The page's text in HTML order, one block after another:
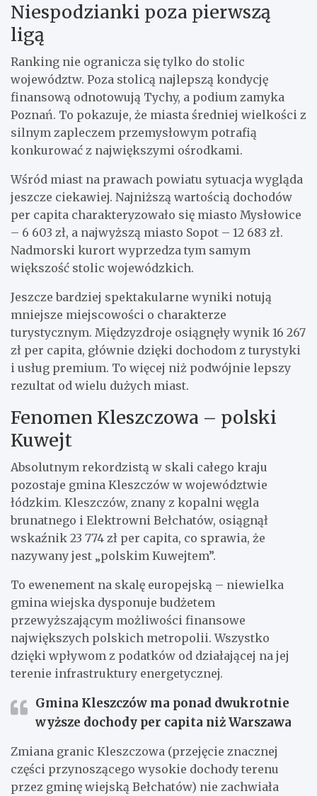
Niespodzianki poza pierwszą
ligą
Ranking nie ogranicza się tylko do stolic
województw. Poza stolicą najlepszą kondycję
finansową odnotowują Tychy, a podium zamyka
Poznań. To pokazuje, że miasta średniej wielkości z
silnym zapleczem przemysłowym potrafią
konkurować z największymi ośrodkami.
Wśród miast na prawach powiatu sytuacja wygląda
jeszcze ciekawiej. Najniższą wartością dochodów
per capita charakteryzowało się miasto Mysłowice
– 6 603 zł, a najwyższą miasto Sopot – 12 683 zł.
Nadmorski kurort wyprzedza tym samym
większość stolic wojewódzkich.
Jeszcze bardziej spektakularne wyniki notują
mniejsze miejscowości o charakterze
turystycznym. Międzyzdroje osiągnęły wynik 16 267
zł per capita, głównie dzięki dochodom z turystyki
i usług premium. To więcej niż podwójnie lepszy
rezultat od wielu dużych miast.
Fenomen Kleszczowa – polski
Kuwejt
Absolutnym rekordzistą w skali całego kraju
pozostaje gmina Kleszczów w województwie
łódzkim. Kleszczów, znany z kopalni węgla
brunatnego i Elektrowni Bełchatów, osiągnął
wskaźnik 23 774 zł per capita, co sprawia, że
nazywany jest „polskim Kuwejtem”.
To ewenement na skalę europejską – niewielka
gmina wiejska dysponuje budżetem
przewyższającym możliwości finansowe
największych polskich metropolii. Wszystko
dzięki wpływom z podatków od działającej na jej
terenie infrastruktury energetycznej.
Gmina Kleszczów ma ponad dwukrotnie
wyższe dochody per capita niż Warszawa
Zmiana granic Kleszczowa (przejęcie znacznej
części przynoszącego wysokie dochody terenu
przez gminę wiejską Bełchatów) nie zachwiała